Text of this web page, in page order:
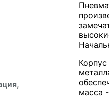
Корпус
масса -